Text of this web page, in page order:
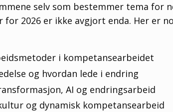
selv som bestemmer tema for
for 2026 er ikke avgjort enda. Her er
i kompetansearbeidet
og hvordan lede i endring
AI og endringsarbeid
og dynamisk kompetansearbeid